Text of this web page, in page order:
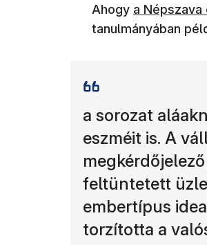
Ahogy (új
a
tanulmányában
a sorozat
eszméit is. A
feltüntetett
embertípus
torzította a